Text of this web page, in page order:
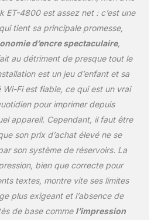
livrée avec
l’équivalent de
jusqu’à 3 ans
d’encre* - Un jeu de
bouteilles d’encre
permet d’imprimer
jusqu’à 4 500
pages en
monochrome et 7
500 pages en
couleur*, soit
l’équivalent de 72
d’encre* Application
Epson Smart Panel
- Cette application
vous permet de
ET-4800 est assez net : c’est une
tient sa principale promesse,
d’encre spectaculaire,
au détriment de presque tout le
est un jeu d’enfant et sa
Fi est fiable, ce qui est un vrai
pour imprimer depuis
appareil. Cependant, il faut être
son prix d’achat élevé ne se
son système de réservoirs. La
bien que correcte pour
textes, montre vite ses limites
plus exigeant et l’absence de
de base comme l’impression